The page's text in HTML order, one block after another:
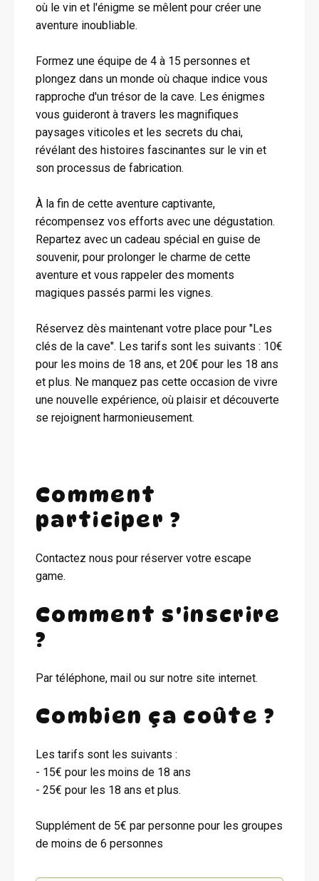
où le vin et l'énigme se mêlent pour créer une
aventure inoubliable.
Formez une équipe de 4 à 15 personnes et
plongez dans un monde où chaque indice vous
rapproche d'un trésor de la cave. Les énigmes
vous guideront à travers les magnifiques
paysages viticoles et les secrets du chai,
révélant des histoires fascinantes sur le vin et
son processus de fabrication.
À la fin de cette aventure captivante,
récompensez vos efforts avec une dégustation.
Repartez avec un cadeau spécial en guise de
souvenir, pour prolonger le charme de cette
aventure et vous rappeler des moments
magiques passés parmi les vignes.
Réservez dès maintenant votre place pour "Les
clés de la cave". Les tarifs sont les suivants : 10€
pour les moins de 18 ans, et 20€ pour les 18 ans
et plus. Ne manquez pas cette occasion de vivre
une nouvelle expérience, où plaisir et découverte
se rejoignent harmonieusement.
Comment
participer ?
Contactez nous pour réserver votre escape
game.
Comment s'inscrire
?
Par téléphone, mail ou sur notre site internet.
Combien ça coûte ?
Les tarifs sont les suivants :
- 15€ pour les moins de 18 ans
- 25€ pour les 18 ans et plus.
Supplément de 5€ par personne pour les groupes
de moins de 6 personnes